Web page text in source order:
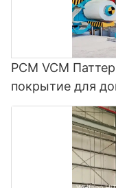
PCM VCM
покрытие для